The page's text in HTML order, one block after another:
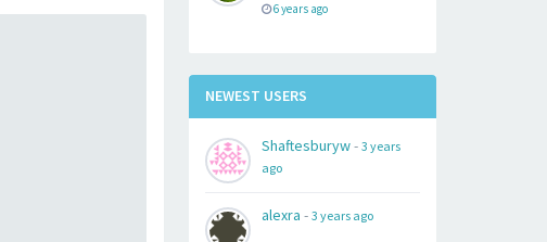
6 years ago
NEWEST USERS
Shaftesburyw- 3 years
ago
alexra - 3 years ago